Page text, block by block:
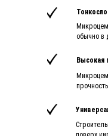
обычно в
Высокая